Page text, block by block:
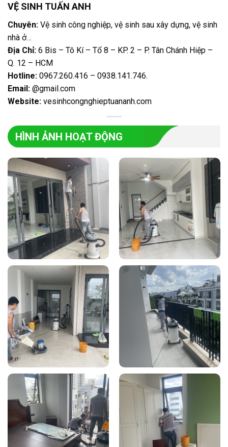
VỆ SINH TUẤN ANH
Chuyên: Vệ sinh công nghiệp, vệ sinh sau xây dựng, vệ sinh
nhà ở…
Địa Chỉ: 6 Bis – Tô Kí – Tổ 8 – KP. 2 – P. Tân Chánh Hiệp –
Q. 12 – HCM
Hotline: 0967.260.416 – 0938.141.746.
Email: @gmail.com
Website: vesinhcongnghieptuananh.com
HÌNH ẢNH HOẠT ĐỘNG